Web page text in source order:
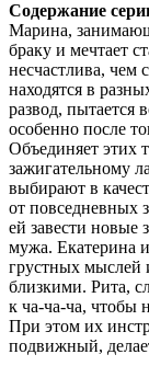
Содержание
Марина,
браку и мечтает
несчастлива, чем
находятся в
развод, пытается
особенно после
Объединяет этих
зажигательному
выбирают в
от повседневных
ей завести новые
мужа. Екатерина
грустных мыслей
близкими. Рита,
к ча-ча-ча, чтобы
При этом их
подвижный,